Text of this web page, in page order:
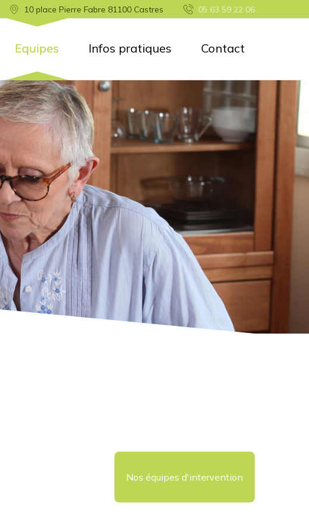
Equipes Infos pratiques Contact
10 place Pierre Fabre 81100 Castres 05 63 59 22 06
Nos équipes d'intervention